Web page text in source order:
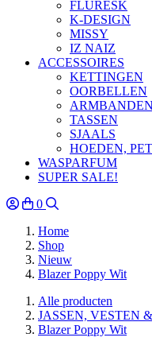
FLURESK
K-DESIGN
MISSY
IZ NAIZ
ACCESSOIRES
KETTINGEN
OORBELLEN
ARMBANDEN
TASSEN
SJAALS
HOEDEN,
WASPARFUM
SUPER SALE!
0
Home
Shop
Nieuw
Blazer Poppy Wit
Alle producten
JASSEN, VESTEN
Blazer Poppy Wit